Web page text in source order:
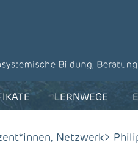
LERNWEGE
Netzwerk>